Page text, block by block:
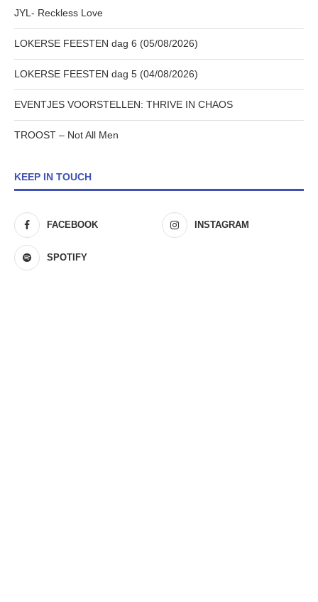
JYL- Reckless Love
LOKERSE FEESTEN dag 6 (05/08/2026)
LOKERSE FEESTEN dag 5 (04/08/2026)
EVENTJES VOORSTELLEN: THRIVE IN CHAOS
TROOST – Not All Men
KEEP IN TOUCH
FACEBOOK INSTAGRAM
SPOTIFY